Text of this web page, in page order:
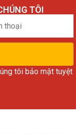
TÔI
tôi bảo mật tuyệt